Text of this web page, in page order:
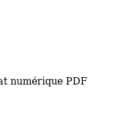
numérique PDF